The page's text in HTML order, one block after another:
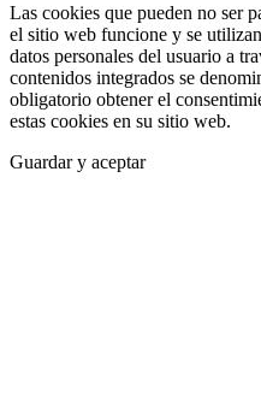
Las cookies que pueden no ser
el sitio web funcione y se
datos personales del usuario a
contenidos integrados se
obligatorio obtener el
estas cookies en su sitio web.
Guardar y aceptar